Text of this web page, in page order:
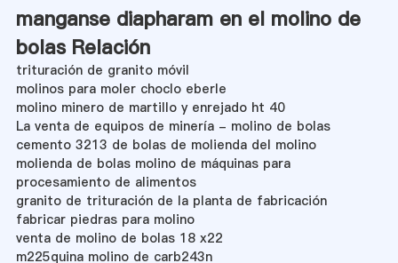
manganse diapharam en el molino de
bolas Relación
trituración de granito móvil
molinos para moler choclo eberle
molino minero de martillo y enrejado ht 40
La venta de equipos de minería - molino de bolas
cemento 3213 de bolas de molienda del molino
molienda de bolas molino de máquinas para
procesamiento de alimentos
granito de trituración de la planta de fabricación
fabricar piedras para molino
venta de molino de bolas 18 x22
m225quina molino de carb243n